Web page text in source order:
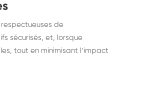
de
sécurisés, et, lorsque
tout en minimisant l’impact